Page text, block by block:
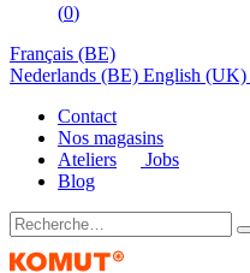
(0)
Français (BE)
Nederlands (BE) English (UK)
Contact
Nos magasins
Ateliers
Jobs
Blog